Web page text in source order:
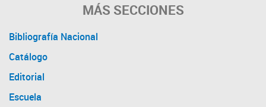
MÁS SECCIONES
Bibliografía Nacional
Catálogo
Editorial
Escuela